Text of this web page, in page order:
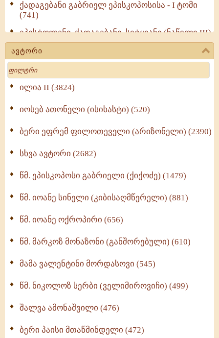
ქადაგებანი გაბრიელ ეპისკოპოსისა - I ტომი
(741)
ეპისტოლენი, ქადაგებანი, სიტყვანი (ნაწილი III)
(723)
მოძღვრის ძალზე სასარგებლო რჩევები
მრევლისათვის (545)
Wisdomge (514)
ქადაგებანი გაბრიელ ეპისკოპოსისა - II ტომი
სულიერი ცხოვრების სახელმძღვანელო -
ნაწილი II (369)
ავტორი
Search
ილია II (3824)
იოსებ ათონელი (ისიხასტი) (520)
ბერი ეფრემ ფილოთეველი (არიზონელი) (2390)
სხვა ავტორი (2682)
წმ. ეპისკოპოსი გაბრიელი (ქიქოძე) (1479)
წმ. იოანე სინელი (კიბისაღმწერელი) (881)
წმ. იოანე ოქროპირი (656)
წმ. მარკოზ მონაზონი (განშორებული) (610)
მამა ვალენტინი მორდასოვი (545)
წმ. ნიკოლოზ სერბი (ველიმიროვიჩი) (499)
შალვა ამონაშვილი (476)
ბერი პაისი მთაწმინდელი (472)